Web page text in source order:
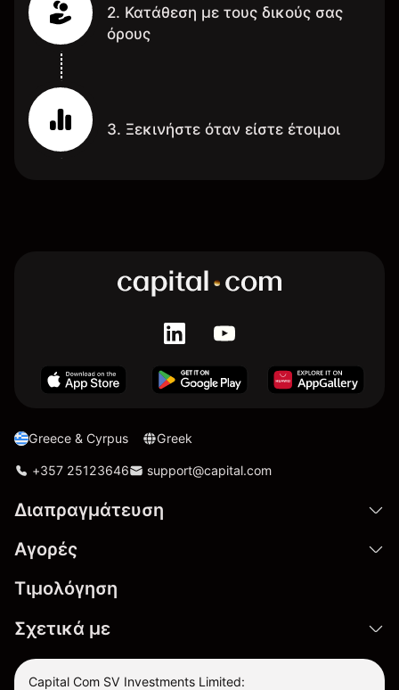
2. Κατάθεση με τους δικούς σας
όρους
3. Ξεκινήστε όταν είστε έτοιμοι
Greece & Cyrpus Greek
+357 25123646 support@capital.com
Διαπραγμάτευση
Αγορές
Τιμολόγηση
Σχετικά με
Capital Com SV Investments Limited: